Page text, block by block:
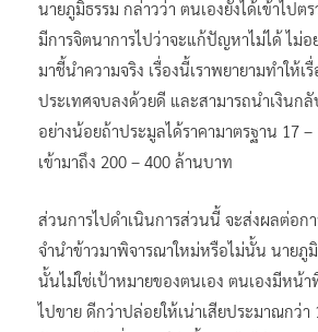
นายภูมิธรรม กล่าวว่า ตนเองยังได้เข้าไปต
มีการจิตนาการไปว่าจะแก้ปัญหาไม่ได้ ไม่อ
มาชี้นำความจริง เรื่องนี้เราพยายามทำให้เ
ประเทศจบลงด้วยดี และสามารถนำเงินกลั
อย่างน้อยถ้าประมูลได้ราคามาตรฐาน 17
เข้ามาถึง 200 – 400 ล้านบาท
ส่วนการไปดำเนินการส่วนนี้ จะส่งผลต่อก
จำนำข้าวมาพิจารณาใหม่หรือไม่นั้น นายภูมิ
นั้นไม่ใช่เป้าหมายของตนเอง ตนเองมีหน้
ไปขาย ดีกว่าปล่อยให้เน่าเสียประมาณกว่า